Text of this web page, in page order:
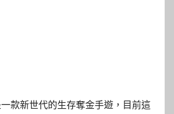
一款新世代的生存奪金手遊，目前這